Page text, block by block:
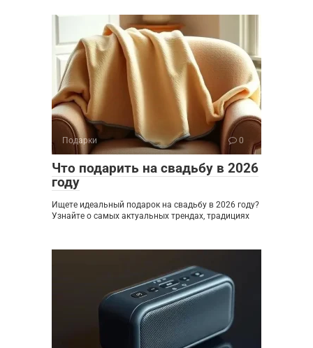
Подарки 0
Что подарить на свадьбу в 2026
году
Ищете идеальный подарок на свадьбу в 2026 году?
Узнайте о самых актуальных трендах, традициях